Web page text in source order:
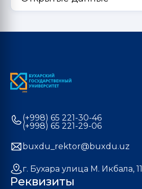
(+998) 65 221-30-46
(+998) 65 221-29-06
buxdu_rektor@buxdu.uz
г. Бухара улица М. Икбала, 11
Реквизиты